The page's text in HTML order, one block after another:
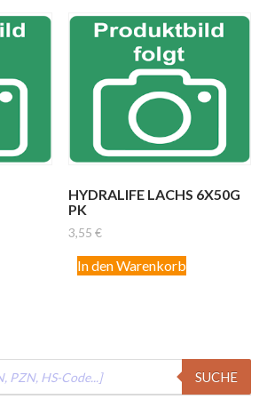
HYDRALIFE LACHS 6X50G
PK
3,55 €
In den Warenkorb
SUCHE